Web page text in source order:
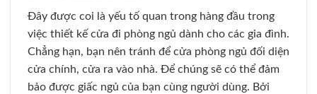
Đây được coi là yếu tố quan trong hàng đầu trong
việc thiết kế cửa đi phòng ngủ dành cho các gia đình.
Chẳng hạn, bạn nên tránh để cửa phòng ngủ đối diện
cửa chính, cửa ra vào nhà. Để chúng sẽ có thể đảm
bảo được giấc ngủ của bạn cùng người dùng. Bởi